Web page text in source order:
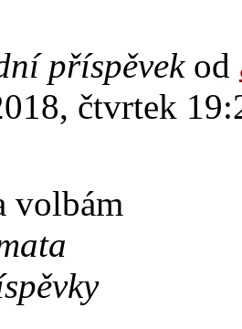
příspěvekod
čtvrtek
volbám